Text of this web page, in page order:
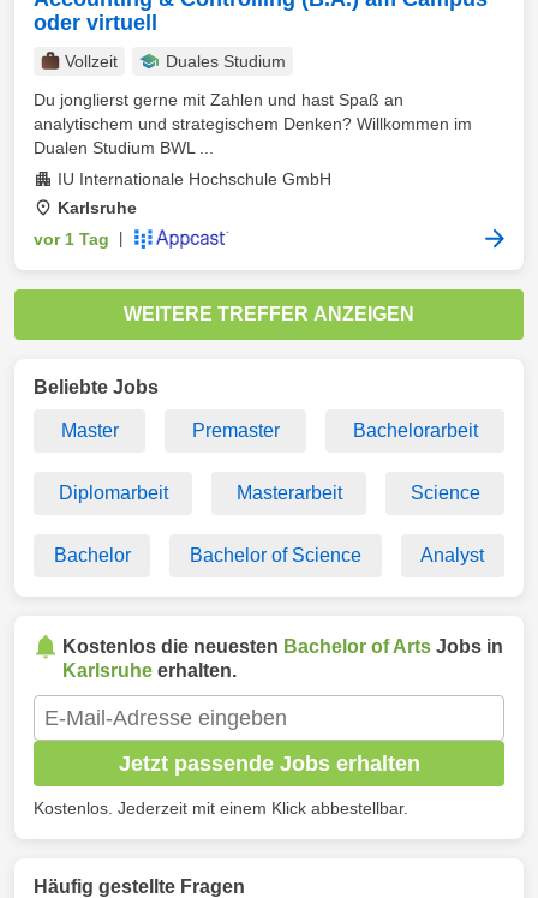
oder virtuell
Vollzeit
Duales Studium
Du jonglierst gerne mit Zahlen und hast Spaß an
analytischem und strategischem Denken? Willkommen im
Dualen Studium BWL ...
IU Internationale Hochschule GmbH
Karlsruhe
vor 1 Tag
WEITERE TREFFER ANZEIGEN
Beliebte Jobs
Master Premaster Bachelorarbeit
Diplomarbeit Masterarbeit Science
Bachelor Bachelor of Science Analyst
Kostenlos die neuesten Bachelor of Arts Jobs in
Karlsruhe erhalten.
Jetzt passende Jobs erhalten
Kostenlos. Jederzeit mit einem Klick abbestellbar.
Häufig gestellte Fragen